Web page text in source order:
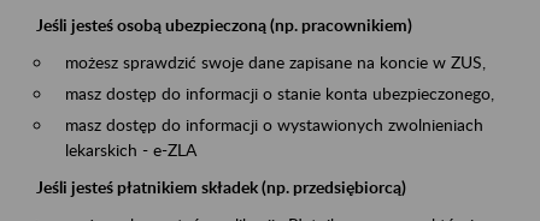
Jeśli jesteś osobą ubezpieczoną (np. pracownikiem)
możesz sprawdzić swoje dane zapisane na koncie w ZUS,
masz dostęp do informacji o stanie konta ubezpieczonego,
masz dostęp do informacji o wystawionych zwolnieniach
lekarskich - e-ZLA
Jeśli jesteś płatnikiem składek (np. przedsiębiorcą)